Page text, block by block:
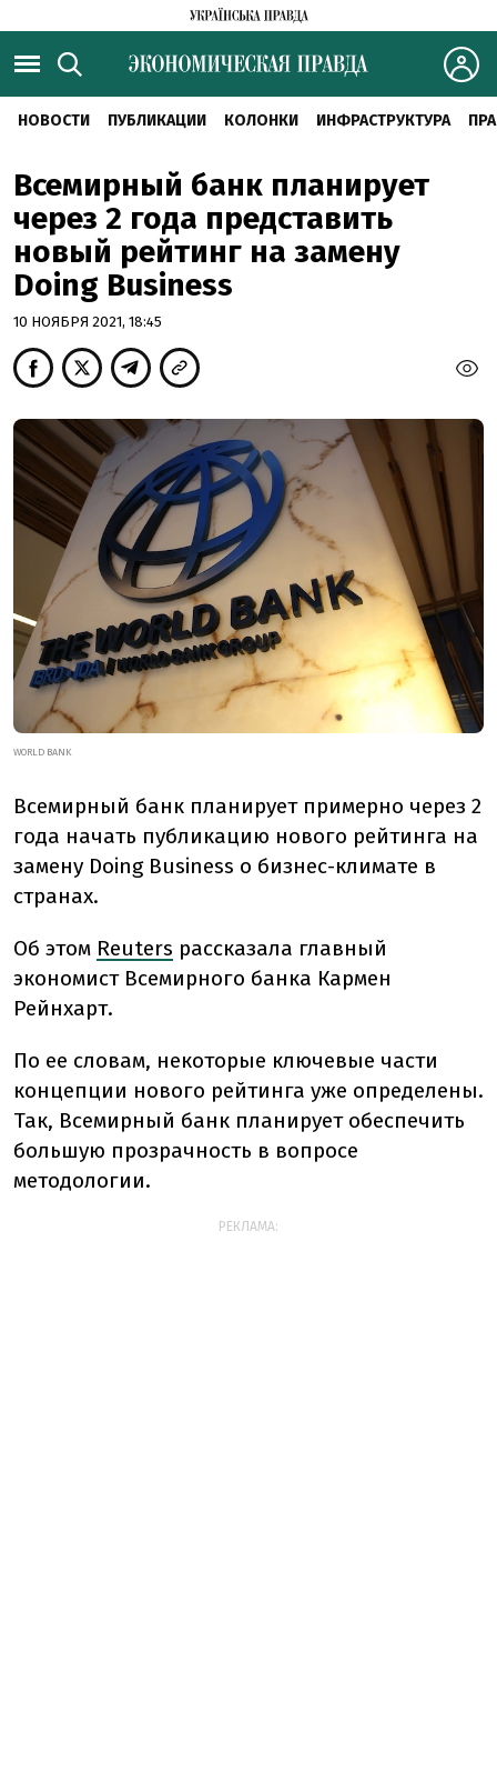
НОВОСТИ ПУБЛИКАЦИИ КОЛОНКИ ИНФРАСТРУКТУРА
Всемирный банк планирует
через 2 года представить
новый рейтинг на замену
Doing Business
10 НОЯБРЯ 2021, 18:45
WORLD BANK
Всемирный банк планирует примерно через 2
года начать публикацию нового рейтинга на
замену Doing Business о бизнес-климате в
странах.
Об этом Reuters рассказала главный
экономист Всемирного банка Кармен
Рейнхарт.
По ее словам, некоторые ключевые части
концепции нового рейтинга уже определены.
Так, Всемирный банк планирует обеспечить
большую прозрачность в вопросе
методологии.
РЕКЛАМА: